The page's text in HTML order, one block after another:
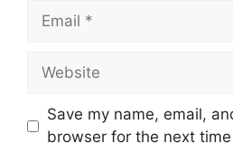
Email
Website
Save my name, email,
browser for the next